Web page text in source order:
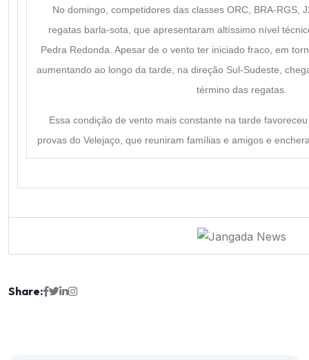
No domingo, competidores das classes ORC, BRA-RGS,
regatas barla-sota, que apresentaram altíssimo nível
Pedra Redonda. Apesar de o vento ter iniciado fraco, em
aumentando ao longo da tarde, na direção Sul-Sudeste,
término das regatas.
Essa condição de vento mais constante na tarde
provas do Velejaço, que reuniram famílias e amigos e
Share: